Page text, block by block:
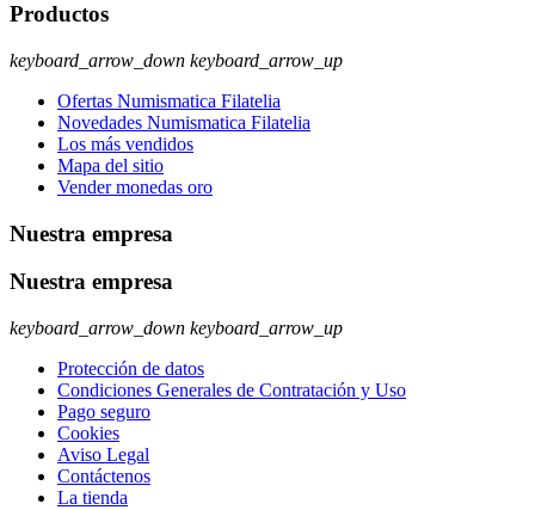
Productos
keyboard_arrow_down keyboard_arrow_up
Ofertas Numismatica Filatelia
Novedades Numismatica Filatelia
Los más vendidos
Mapa del sitio
Vender monedas oro
Nuestra empresa
Nuestra empresa
keyboard_arrow_down keyboard_arrow_up
Protección de datos
Condiciones Generales de Contratación y Uso
Pago seguro
Cookies
Aviso Legal
Contáctenos
La tienda